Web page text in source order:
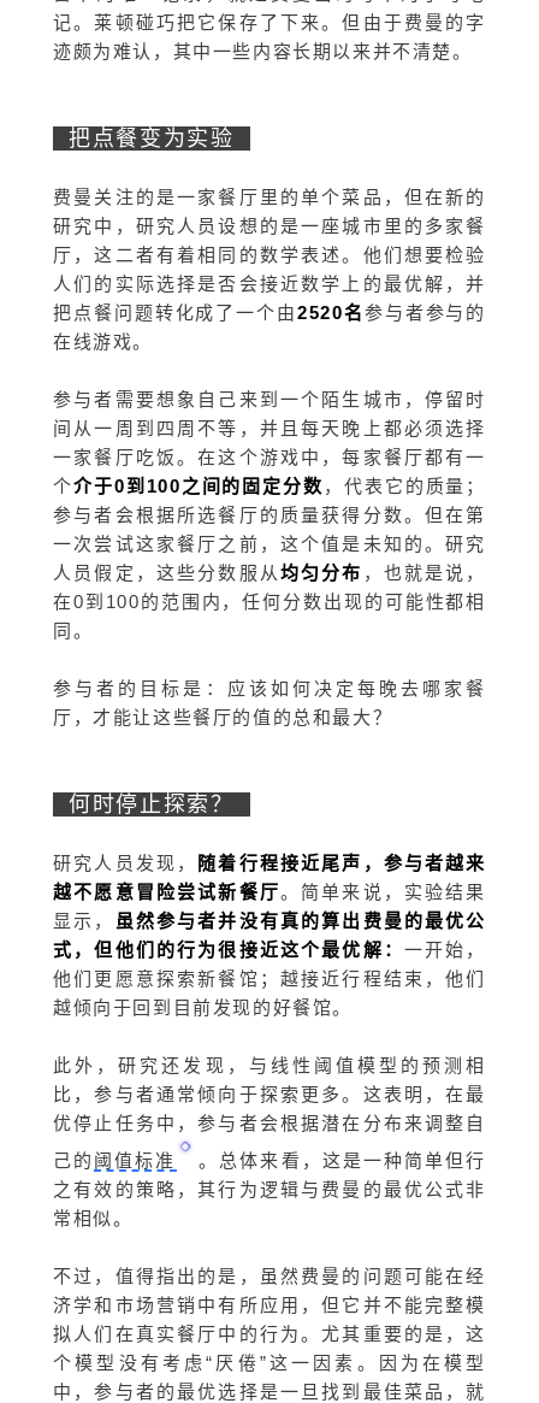
记。莱顿碰巧把它保存了下来。但由于费曼的字
迹颇为难认，其中一些内容长期以来并不清楚。
把点餐变为实验
费曼关注的是一家餐厅里的单个菜品，但在新的
研究中，研究人员设想的是一座城市里的多家餐
厅，这二者有着相同的数学表述。他们想要检验
人们的实际选择是否会接近数学上的最优解，并
把点餐问题转化成了一个由2520名参与者参与的
在线游戏。
参与者需要想象自己来到一个陌生城市，停留时
间从一周到四周不等，并且每天晚上都必须选择
一家餐厅吃饭。在这个游戏中，每家餐厅都有一
个介于0到100之间的固定分数 ，代表它的质量；
参与者会根据所选餐厅的质量获得分数。但在第
一次尝试这家餐厅之前，这个值是未知的。研究
人员假定，这些分数服从 均匀分布 ，也就是说，
在0到100的范围内，任何分数出现的可能性都相
同。
参与者的目标是：应该如何决定每晚去哪家餐
厅，才能让这些餐厅的值的总和最大？
何时停止探索？
研究人员发现，
随着行程接近尾声，参与者越来
越不愿意冒险尝试新餐厅。 简单来说，实验结果
显示，
虽然参与者并没有真的算出费曼的最优公
式，但他们的行为很接近这个最优解 ： 一开始，
他们更愿意探索新餐馆；越接近行程结束，他们
越倾向于回到目前发现的好餐馆。
此外，研究还发现， 与线性阈值模型的预测相
比，参与者通常倾向于探索更多。这表明，在最
优停止任务中，参与者会根据潜在分布来调整自
己的 阈值标准 。总体来看，这是一种 简单但行
之有效的策略，其行为逻辑与费曼的最优公式非
常相似。
不过，值得指出的是，虽然费曼的问题可能在经
济学和市场营销中有所应用，但它并不能完整模
拟人们在真实餐厅中的行为。尤其重要的是，这
个模型没有考虑“厌倦”这一因素。因为在模型
中，参与者的最优选择是一旦找到最佳菜品，就